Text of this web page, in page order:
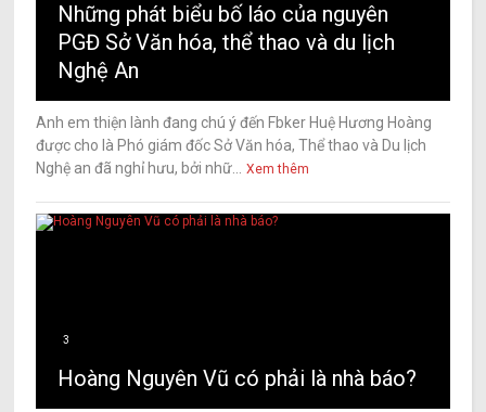
Những phát biểu bố láo của nguyên
PGĐ Sở Văn hóa, thể thao và du lịch
Nghệ An
Anh em thiện lành đang chú ý đến Fbker Huệ Hương Hoàng
được cho là Phó giám đốc Sở Văn hóa, Thể thao và Du lịch
Nghệ an đã nghỉ hưu, bởi nhữ...
Xem thêm
3
Hoàng Nguyên Vũ có phải là nhà báo?